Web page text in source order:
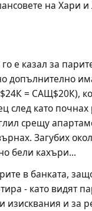
е казал за
допълнително
= САЩ$20К),
след като почнах
срещу
Загубих
бели кахъри...
в банката,
- като видят
изисквания и за